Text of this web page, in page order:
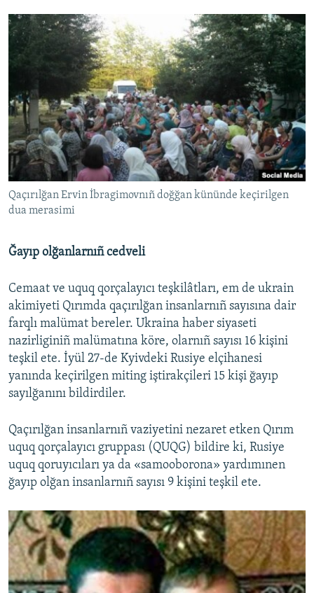
Qaçırılğan Ervin İbragimovnıñ doğğan kününde keçirilgen
dua merasimi
Ğayıp olğanlarnıñ cedveli
Cemaat ve uquq qorçalayıcı teşkilâtları, em de ukrain
akimiyeti Qırımda qaçırılğan insanlarnıñ sayısına dair
farqlı malümat bereler. Ukraina haber siyaseti
nazirliginiñ malümatına köre, olarnıñ sayısı 16 kişini
teşkil ete. İyül 27-de Kyivdeki Rusiye elçihanesi
yanında keçirilgen miting iştirakçileri 15 kişi ğayıp
sayılğanını bildirdiler.
Qaçırılğan insanlarnıñ vaziyetini nezaret etken Qırım
uquq qorçalayıcı gruppası (QUQG) bildire ki, Rusiye
uquq qoruyıcıları ya da «samooborona» yardımınen
ğayıp olğan insanlarnıñ sayısı 9 kişini teşkil ete.